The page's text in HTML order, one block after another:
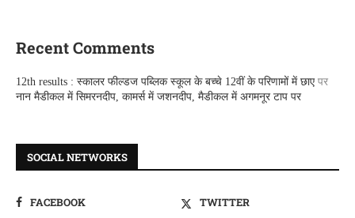
Recent Comments
12th results : स्कालर फील्डज पब्लिक स्कूल के बच्चे 12वीं के परिणामों में छाएपर
नान मैडीकल में सिमरनदीप, कामर्स में जशनदीप, मैडीकल में अगमनूर टाप पर
SOCIAL NETWORKS
FACEBOOK
TWITTER